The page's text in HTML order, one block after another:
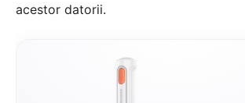
acestor datorii.